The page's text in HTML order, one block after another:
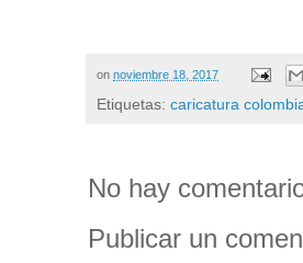
on noviembre 18, 2017
Etiquetas: caricatura
No hay
Publicar un